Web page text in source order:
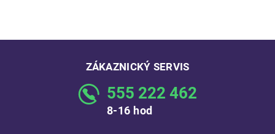
ZÁKAZNICKÝ SERVIS
555 222 462
8-16 hod